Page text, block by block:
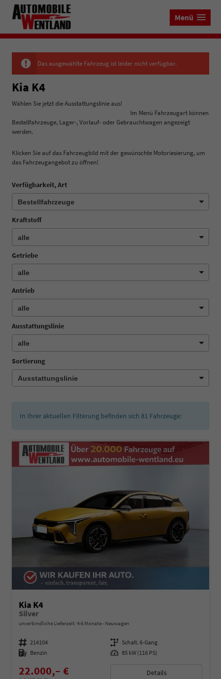
Menü
Das ausgewählte Fahrzeug ist leider nicht verfügbar.
Kia K4
Wählen Sie jetzt die Ausstattungslinie aus!
Im Menü Fahrzeugart können
Bestellfahrzeuge, Lager-, Vorlauf- oder Gebrauchtwagen angezeigt
werden.
Klicken Sie auf das Fahrzeugbild mit der gewünschte Motoriesierung, um
das Fahrzeugangebot zu öffnen!
Verfügbarkeit, Art
Kraftstoff
Getriebe
Antrieb
Ausstattungslinie
Sortierung
In Ihrer aktuellen Filterung befinden sich 81 Fahrzeuge:
Kia K4
Silver
unverbindliche Lieferzeit: 4-6 Monate Neuwagen
Fahrzeugnummer 214104 Getriebe Schalt. 6-Gang
Kraftstoff Benzin Leistung 85 kW (116 PS)
22.000,– € Details